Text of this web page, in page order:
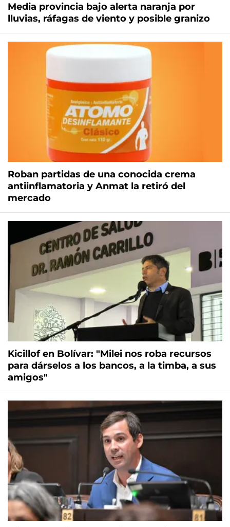
Media provincia bajo alerta naranja por
lluvias, ráfagas de viento y posible granizo
Roban partidas de una conocida crema
antiinflamatoria y Anmat la retiró del
mercado
Kicillof en Bolívar: "Milei nos roba recursos
para dárselos a los bancos, a la timba, a sus
amigos"